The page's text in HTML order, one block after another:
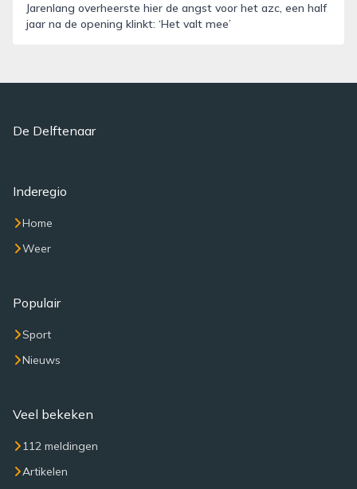
Jarenlang overheerste hier de angst voor het azc, een half
jaar na de opening klinkt: ‘Het valt mee’
De Delftenaar
Inderegio
Home
Weer
Populair
Sport
Nieuws
Veel bekeken
112 meldingen
Artikelen